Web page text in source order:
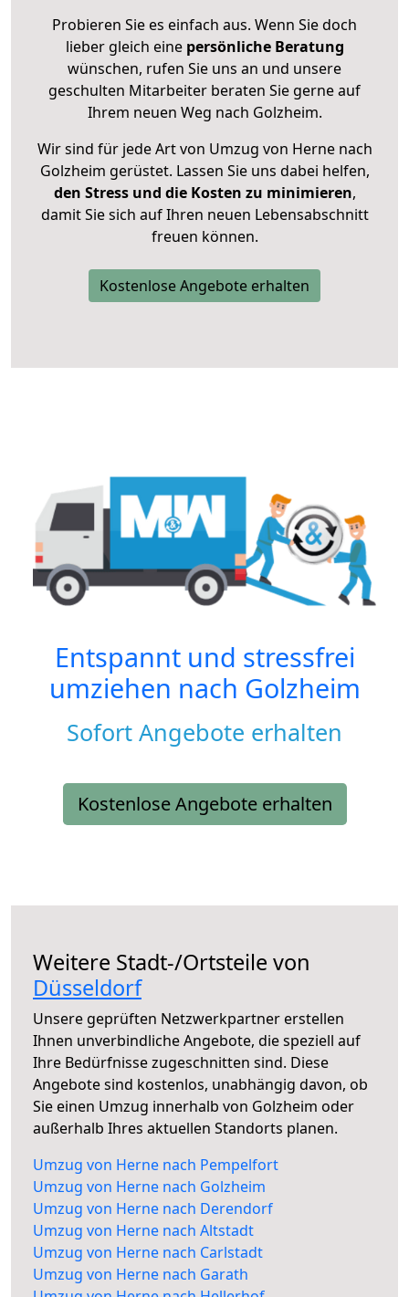
Probieren Sie es einfach aus. Wenn Sie doch
lieber gleich eine persönliche Beratung
wünschen, rufen Sie uns an und unsere
geschulten Mitarbeiter beraten Sie gerne auf
Ihrem neuen Weg nach Golzheim.
Wir sind für jede Art von Umzug von Herne nach
Golzheim gerüstet. Lassen Sie uns dabei helfen,
den Stress und die Kosten zu minimieren,
damit Sie sich auf Ihren neuen Lebensabschnitt
freuen können.
Kostenlose Angebote erhalten
Entspannt und stressfrei
umziehen nach Golzheim
Sofort Angebote erhalten
Kostenlose Angebote erhalten
Weitere Stadt-/Ortsteile von
Düsseldorf
Unsere geprüften Netzwerkpartner erstellen
Ihnen unverbindliche Angebote, die speziell auf
Ihre Bedürfnisse zugeschnitten sind. Diese
Angebote sind kostenlos, unabhängig davon, ob
Sie einen Umzug innerhalb von Golzheim oder
außerhalb Ihres aktuellen Standorts planen.
Umzug von Herne nach Pempelfort
Umzug von Herne nach Golzheim
Umzug von Herne nach Derendorf
Umzug von Herne nach Altstadt
Umzug von Herne nach Carlstadt
Umzug von Herne nach Garath